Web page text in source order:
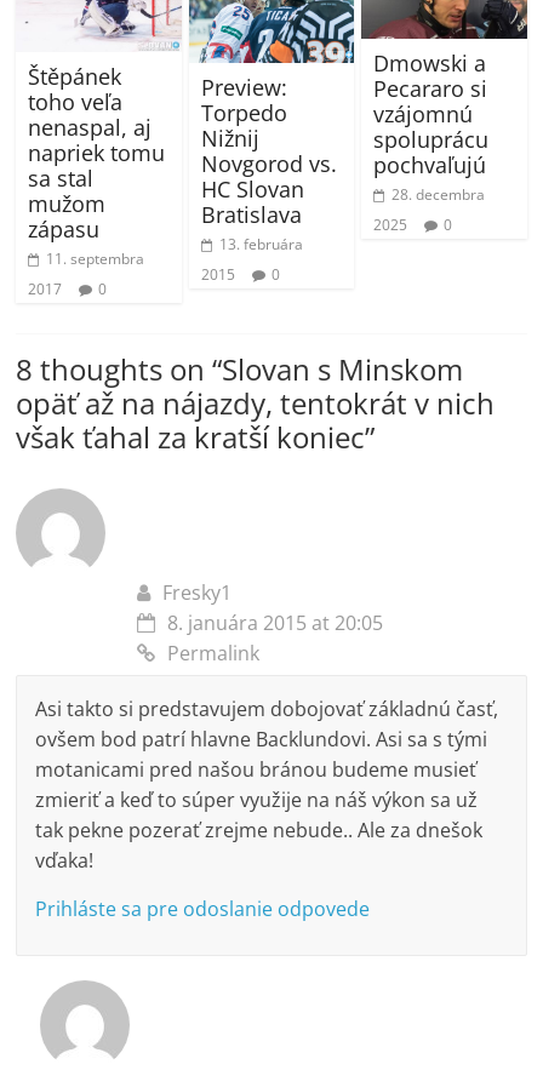
Štěpánek
toho veľa
nenaspal, aj
napriek tomu
sa stal
mužom
zápasu
11. septembra
2017
0
Preview:
Torpedo
Nižnij
Novgorod vs.
HC Slovan
Bratislava
13. februára
2015
0
Dmowski a
Pecararo si
vzájomnú
spoluprácu
pochvaľujú
28. decembra
2025
0
8 thoughts on “Slovan s Minskom
opäť až na nájazdy, tentokrát v nich
však ťahal za kratší koniec”
Fresky1
8. januára 2015 at 20:05
Permalink
Asi takto si predstavujem dobojovať základnú časť,
ovšem bod patrí hlavne Backlundovi. Asi sa s tými
motanicami pred našou bránou budeme musieť
zmieriť a keď to súper využije na náš výkon sa už
tak pekne pozerať zrejme nebude.. Ale za dnešok
vďaka!
Prihláste sa pre odoslanie odpovede